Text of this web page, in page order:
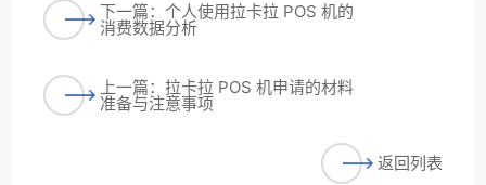
下一篇：个人使用拉卡拉 POS 机的
消费数据分析
上一篇：拉卡拉 POS 机申请的材料
准备与注意事项
返回列表